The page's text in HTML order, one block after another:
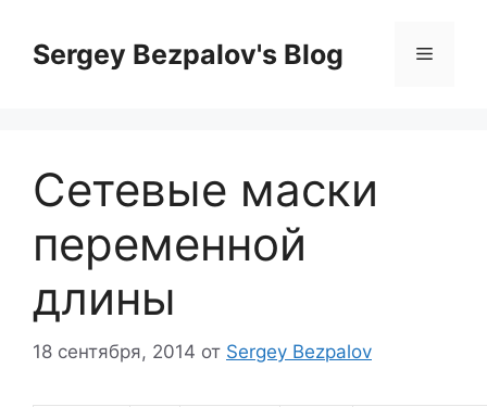
содержимому
Sergey Bezpalov's Blog Меню
Сетевые маски
переменной
длины
18 сентября, 2014 от Sergey Bezpalov